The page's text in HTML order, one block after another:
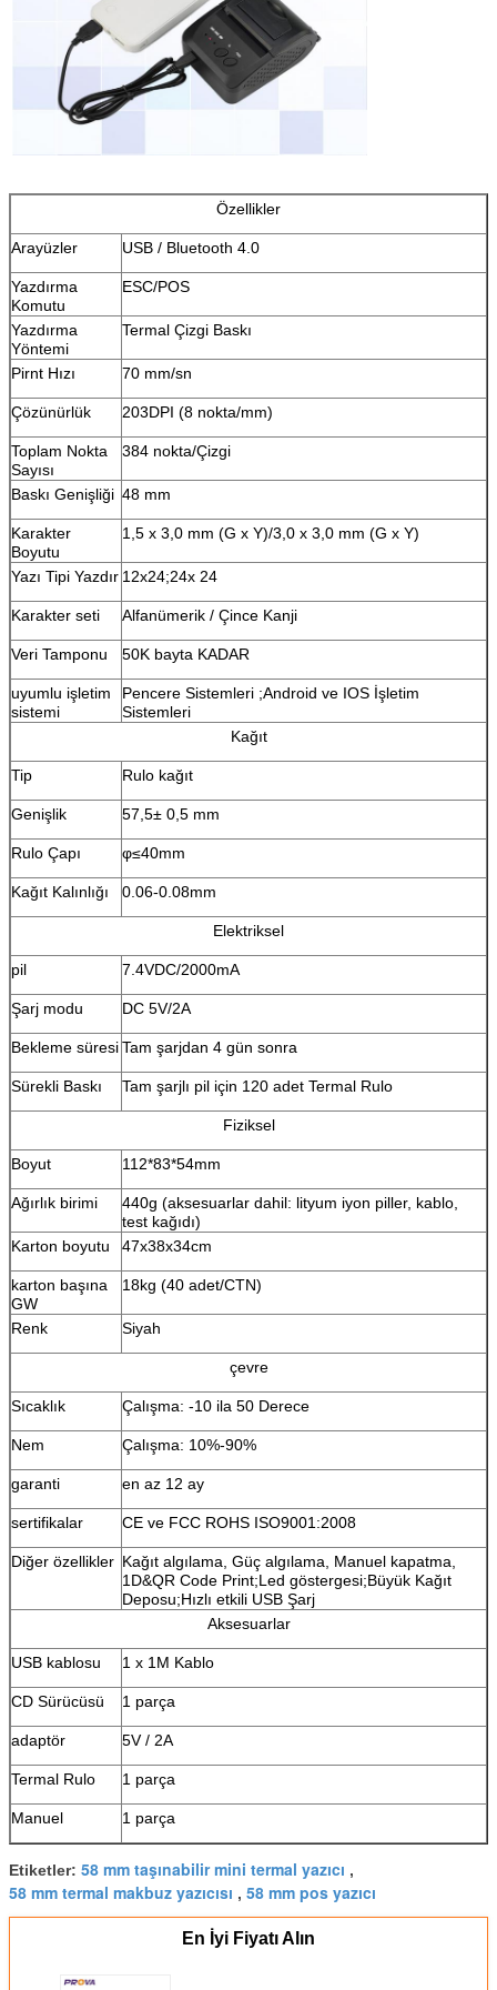
Özellikler
Arayüzler USB / Bluetooth 4.0
Yazdırma
Komutu
ESC/POS
Yazdırma
Yöntemi
Termal Çizgi Baskı
Pirnt Hızı 70 mm/sn
Çözünürlük 203DPI (8 nokta/mm)
Toplam Nokta
Sayısı
384 nokta/Çizgi
Baskı Genişliği 48 mm
Karakter
Boyutu
1,5 x 3,0 mm (G x Y)/3,0 x 3,0 mm (G x Y)
Yazı Tipi Yazdır 12x24;24x 24
Karakter seti Alfanümerik / Çince Kanji
Veri Tamponu 50K bayta KADAR
uyumlu işletim
sistemi
Pencere Sistemleri ;Android ve IOS İşletim
Sistemleri
Kağıt
Tip Rulo kağıt
Genişlik 57,5± 0,5 mm
Rulo Çapı φ≤40mm
Kağıt Kalınlığı 0.06-0.08mm
Elektriksel
pil 7.4VDC/2000mA
Şarj modu DC 5V/2A
Bekleme süresiTam şarjdan 4 gün sonra
Sürekli Baskı Tam şarjlı pil için 120 adet Termal Rulo
Fiziksel
Boyut 112*83*54mm
Ağırlık birimi
440g (aksesuarlar dahil: lityum iyon piller, kablo,
test kağıdı)
Karton boyutu
47x38x34cm
karton başına
GW
18kg (40 adet/CTN)
Renk Siyah
çevre
Sıcaklık Çalışma: -10 ila 50 Derece
Nem Çalışma: 10%-90%
garanti en az 12 ay
sertifikalar CE ve FCC ROHS ISO9001:2008
Diğer özellikler Kağıt algılama, Güç algılama, Manuel kapatma,
1D&QR Code Print;Led göstergesi;Büyük Kağıt
Deposu;Hızlı etkili USB Şarj
Aksesuarlar
USB kablosu 1 x 1M Kablo
CD Sürücüsü 1 parça
adaptör 5V / 2A
Termal Rulo 1 parça
Manuel 1 parça
Etiketler: 58 mm taşınabilir mini termal yazıcı ,
58 mm termal makbuz yazıcısı , 58 mm pos yazıcı
En İyi Fiyatı Alın